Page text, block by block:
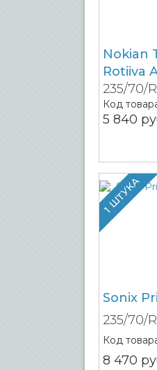
Nokian
Rotiiva
235/70/
Код
5 840
1 ШТУКА
Sonix
235/70/
Код
8 470